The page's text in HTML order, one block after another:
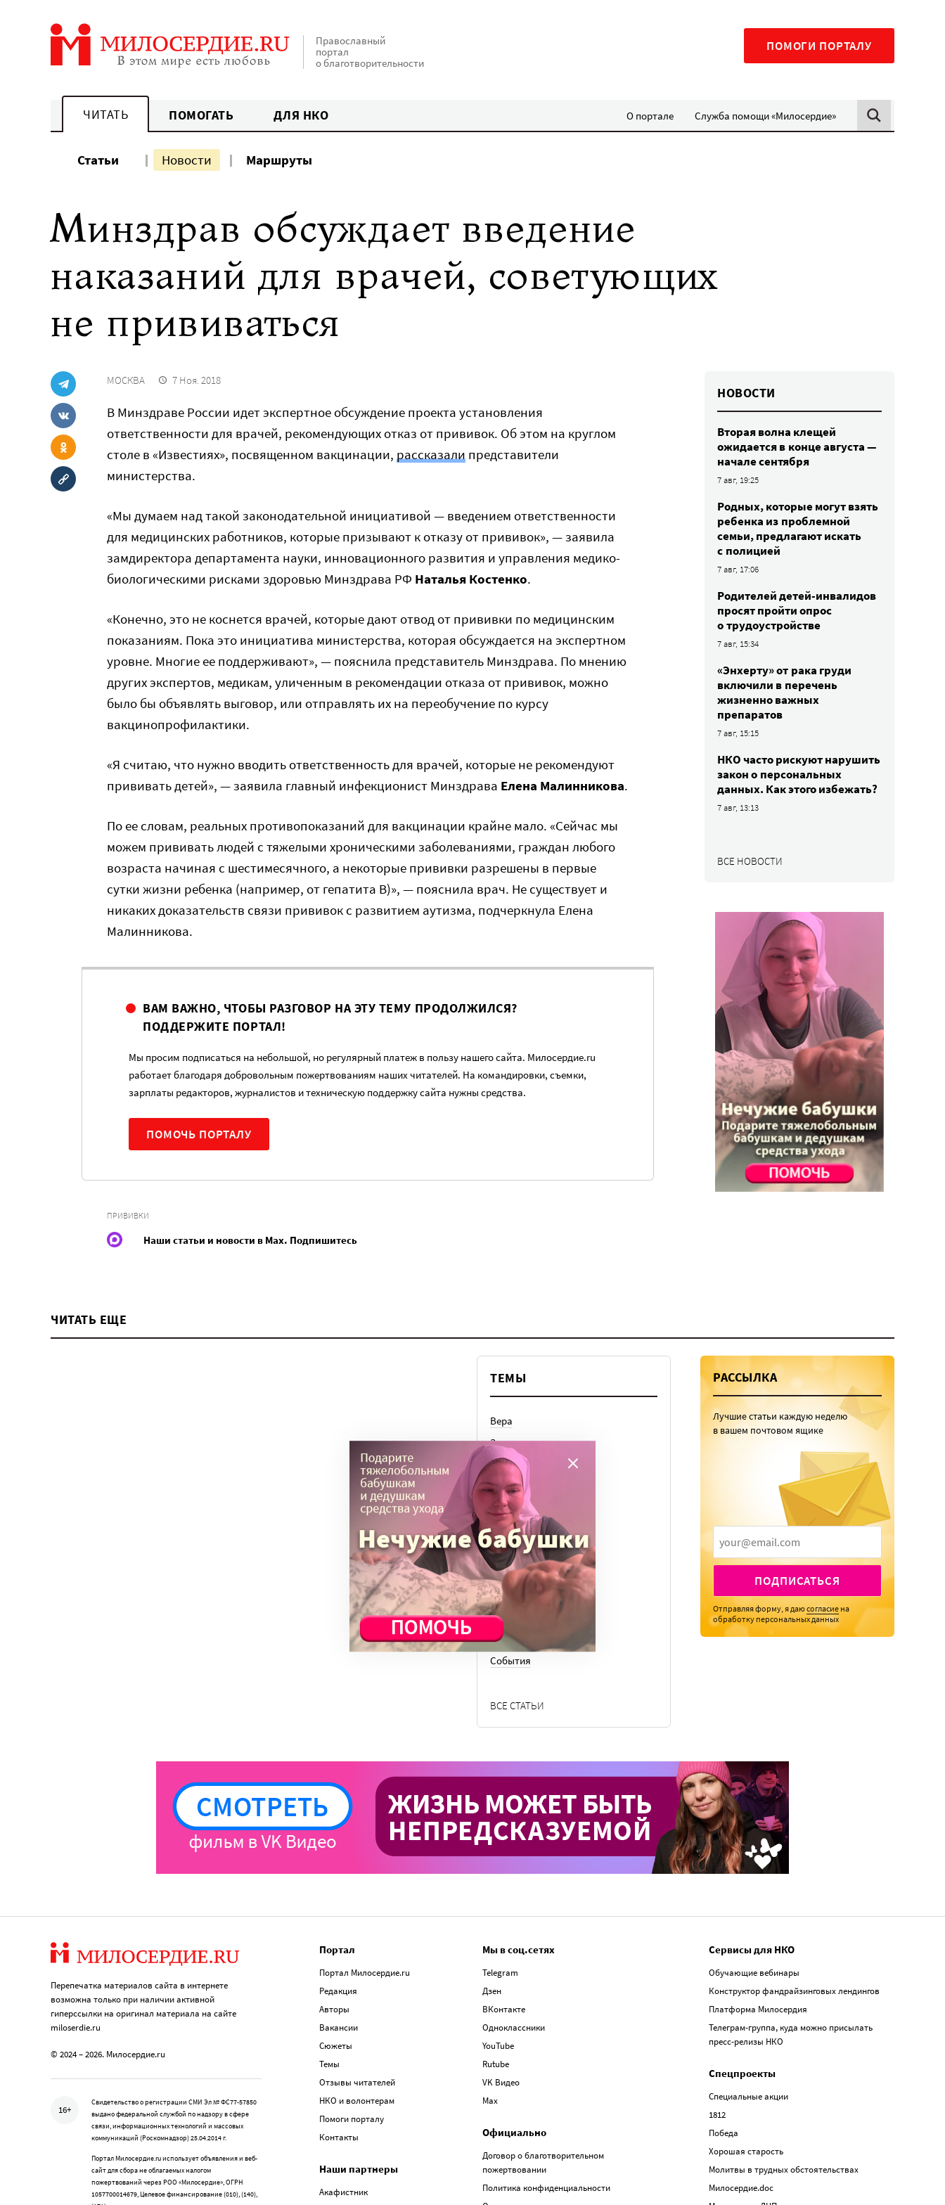
Православный
портал
о благотворительности
ПОМОГИ ПОРТАЛУ
ЧИТАТЬ ПОМОГАТЬ ДЛЯ НКО О портале Служба помощи «Милосердие»
Статьи Новости Маршруты
Минздрав обсуждает введение
наказаний для врачей, советующих
не прививаться
МОСКВА 7 Ноя. 2018
В Минздраве России идет экспертное обсуждение проекта установления
ответственности для врачей, рекомендующих отказ от прививок. Об этом на круглом
столе в «Известиях», посвященном вакцинации, рассказали представители
министерства.
«Мы думаем над такой законодательной инициативой — введением ответственности
для медицинских работников, которые призывают к отказу от прививок», — заявила
замдиректора департамента науки, инновационного развития и управления медико-
биологическими рисками здоровью Минздрава РФ Наталья Костенко.
«Конечно, это не коснется врачей, которые дают отвод от прививки по медицинским
показаниям. Пока это инициатива министерства, которая обсуждается на экспертном
уровне. Многие ее поддерживают», — пояснила представитель Минздрава. По мнению
других экспертов, медикам, уличенным в рекомендации отказа от прививок, можно
было бы объявлять выговор, или отправлять их на переобучение по курсу
вакцинопрофилактики.
«Я считаю, что нужно вводить ответственность для врачей, которые не рекомендуют
прививать детей», — заявила главный инфекционист Минздрава Елена Малинникова.
По ее словам, реальных противопоказаний для вакцинации крайне мало. «Сейчас мы
можем прививать людей с тяжелыми хроническими заболеваниями, граждан любого
возраста начиная с шестимесячного, а некоторые прививки разрешены в первые
сутки жизни ребенка (например, от гепатита B)», — пояснила врач. Не существует и
никаких доказательств связи прививок с развитием аутизма, подчеркнула Елена
Малинникова.
ВАМ ВАЖНО, ЧТОБЫ РАЗГОВОР НА ЭТУ ТЕМУ ПРОДОЛЖИЛСЯ?
ПОДДЕРЖИТЕ ПОРТАЛ!
Мы просим подписаться на небольшой, но регулярный платеж в пользу нашего сайта. Милосердие.ru
работает благодаря добровольным пожертвованиям наших читателей. На командировки, съемки,
зарплаты редакторов, журналистов и техническую поддержку сайта нужны средства.
ПОМОЧЬ ПОРТАЛУ
ПРИВИВКИ
Наши статьи и новости в Max. Подпишитесь
НОВОСТИ
Вторая волна клещей
ожидается в конце августа —
начале сентября
7 авг, 19:25
Родных, которые могут взять
ребенка из проблемной
семьи, предлагают искать
с полицией
7 авг, 17:06
Родителей детей-инвалидов
просят пройти опрос
о трудоустройстве
7 авг, 15:34
«Энхерту» от рака груди
включили в перечень
жизненно важных
препаратов
7 авг, 15:15
НКО часто рискуют нарушить
закон о персональных
данных. Как этого избежать?
7 авг, 13:13
ВСЕ НОВОСТИ
ЧИТАТЬ ЕЩЕ
ТЕМЫ
Вера
Законы
История
Колонки
Кто есть кто
Личный опыт
Медицина
Ноу-хау
Общество
Отдых
Семья
События
ВСЕ СТАТЬИ
РАССЫЛКА
Лучшие статьи каждую неделю
в вашем почтовом ящике
ПОДПИСАТЬСЯ
Отправляя форму, я даюсогласие на
обработку персональных данных
Перепечатка материалов сайта в интернете
возможна только при наличии активной
гиперссылки на оригинал материала на сайте
miloserdie.ru
© 2024 – 2026. Милосердие.ru
16+
Свидетельство о регистрации СМИ Эл № ФС77-57850
выдано федеральной службой по надзору в сфере
связи, информационных технологий и массовых
коммуникаций (Роскомнадзор) 25.04.2014 г.
Портал Милосердие.ru использует объявления и веб-
сайт для сбора не облагаемых налогом
пожертвований через РОО «Милосердие», ОГРН
1057700014679, Целевое финансирование (010), (140),
Портал
Портал Милосердие.ru
Редакция
Авторы
Вакансии
Сюжеты
Темы
Отзывы читателей
НКО и волонтерам
Помоги порталу
Контакты
Наши партнеры
Акафистник
Мы в соц.сетях
Telegram
Дзен
ВКонтакте
Одноклассники
YouTube
Rutube
VK Видео
Max
Официально
Договор о благотворительном
пожертвовании
Политика конфиденциальности
Сервисы для НКО
Обучающие вебинары
Конструктор фандрайзинговых лендингов
Платформа Милосердия
Телеграм-группа, куда можно присылать
пресс-релизы НКО
Спецпроекты
Специальные акции
1812
Победа
Хорошая старость
Молитвы в трудных обстоятельствах
Милосердие.doc